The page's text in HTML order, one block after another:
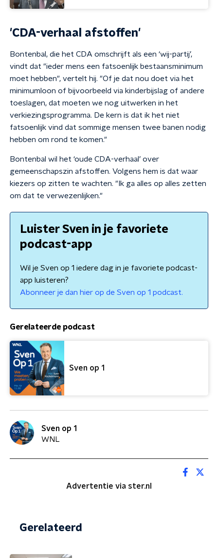
'CDA-verhaal afstoffen'
Bontenbal, die het CDA omschrijft als een ‘wij-partij’,
vindt dat "ieder mens een fatsoenlijk bestaansminimum
moet hebben", vertelt hij. "Of je dat nou doet via het
minimumloon of bijvoorbeeld via kinderbijslag of andere
toeslagen, dat moeten we nog uitwerken in het
verkiezingsprogramma. De kern is dat ik het niet
fatsoenlijk vind dat sommige mensen twee banen nodig
hebben om rond te komen."
Bontenbal wil het ‘oude CDA-verhaal’ over
gemeenschapszin afstoffen. Volgens hem is dat waar
kiezers op zitten te wachten. "Ik ga alles op alles zetten
om dat te verwezenlijken."
Luister Sven in je favoriete
podcast-app
Wil je Sven op 1 iedere dag in je favoriete podcast-
app luisteren?
Abonneer je dan hier op de Sven op 1 podcast.
Gerelateerde podcast
Sven op 1
Sven op 1
WNL
Advertentie via ster.nl
Gerelateerd